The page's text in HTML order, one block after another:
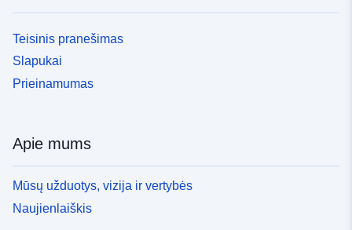
Teisinis pranešimas
Slapukai
Prieinamumas
Apie mums
Mūsų užduotys, vizija ir vertybės
Naujienlaiškis